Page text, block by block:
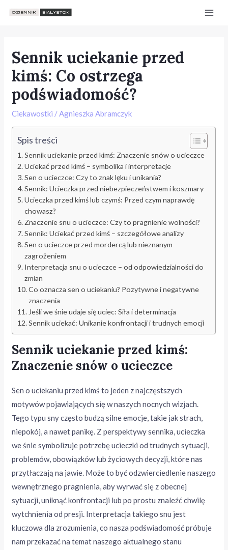
Main
Sennik uciekanie przed
kimś: Co ostrzega
podświadomość?
Ciekawostki /Agnieszka Abramczyk
Spis treści
Sennik uciekanie przed kimś: Znaczenie snów o ucieczce
Uciekać przed kimś – symbolika i interpretacje
Sen o ucieczce: Czy to znak lęku i unikania?
Sennik: Ucieczka przed niebezpieczeństwem i koszmary
Ucieczka przed kimś lub czymś: Przed czym naprawdę
chowasz?
Znaczenie snu o ucieczce: Czy to pragnienie wolności?
Sennik: Uciekać przed kimś – szczegółowe analizy
Sen o ucieczce przed mordercą lub nieznanym
zagrożeniem
Interpretacja snu o ucieczce – od odpowiedzialności do
zmian
Co oznacza sen o uciekaniu? Pozytywne i negatywne
znaczenia
Jeśli we śnie udaje się uciec: Siła i determinacja
Sennik uciekać: Unikanie konfrontacji i trudnych emocji
Sennik uciekanie przed kimś:
Znaczenie snów o ucieczce
Sen o uciekaniu przed kimś to jeden z najczęstszych
motywów pojawiających się w naszych nocnych wizjach.
Tego typu sny często budzą silne emocje, takie jak strach,
niepokój, a nawet panikę. Z perspektywy sennika, ucieczka
we śnie symbolizuje potrzebę ucieczki od trudnych sytuacji,
problemów, obowiązków lub życiowych decyzji, które nas
przytłaczają na jawie. Może to być odzwierciedlenie naszego
wewnętrznego pragnienia, aby wyrwać się z obecnej
sytuacji, uniknąć konfrontacji lub po prostu znaleźć chwilę
wytchnienia od presji. Interpretacja takiego snu jest
kluczowa dla zrozumienia, co nasza podświadomość próbuje
nam przekazać na temat naszego aktualnego stanu